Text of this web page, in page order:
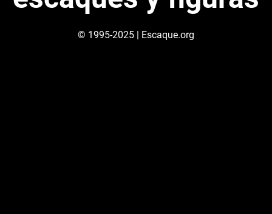
© 1995-2025 | Escaque.org